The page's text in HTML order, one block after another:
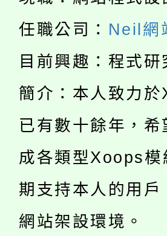
心理、諮商
系所師生報
淨零綠生活
會
115年食農
程
學期銜接期
學籍身 分
版
淨零綠領人
公告本校
代理(課)教
「2026金融
車」活動
桃園市115
生本土語及
公告本校
任職公司： Neil網
目前興趣：程式
簡介：本人致力
已有數十餘年，
成各類型Xoops
期支持本人的用
網站架設環境。